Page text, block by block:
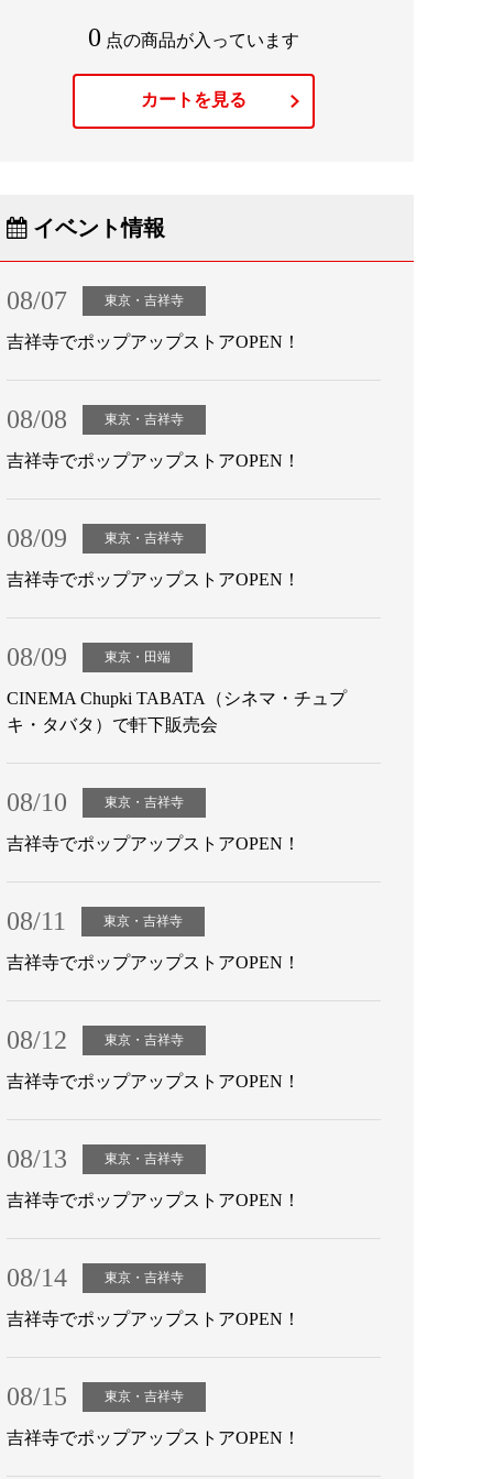
0 点の商品が入っています
カートを見る
イベント情報
08/07 東京・吉祥寺
吉祥寺でポップアップストアOPEN！
08/08 東京・吉祥寺
吉祥寺でポップアップストアOPEN！
08/09 東京・吉祥寺
吉祥寺でポップアップストアOPEN！
08/09 東京・田端
CINEMA Chupki TABATA（シネマ・チュプ
キ・タバタ）で軒下販売会
08/10 東京・吉祥寺
吉祥寺でポップアップストアOPEN！
08/11 東京・吉祥寺
吉祥寺でポップアップストアOPEN！
08/12 東京・吉祥寺
吉祥寺でポップアップストアOPEN！
08/13 東京・吉祥寺
吉祥寺でポップアップストアOPEN！
08/14 東京・吉祥寺
吉祥寺でポップアップストアOPEN！
08/15 東京・吉祥寺
吉祥寺でポップアップストアOPEN！